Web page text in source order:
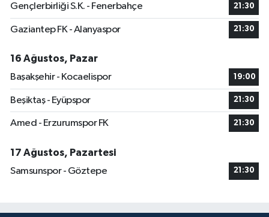
Gençlerbirliği S.K. - Fenerbahçe 21:30
Gaziantep FK - Alanyaspor 21:30
16 Ağustos, Pazar
Başakşehir - Kocaelispor
19:00
Beşiktaş - Eyüpspor 21:30
Amed - Erzurumspor FK 21:30
17 Ağustos, Pazartesi
Samsunspor - Göztepe
21:30